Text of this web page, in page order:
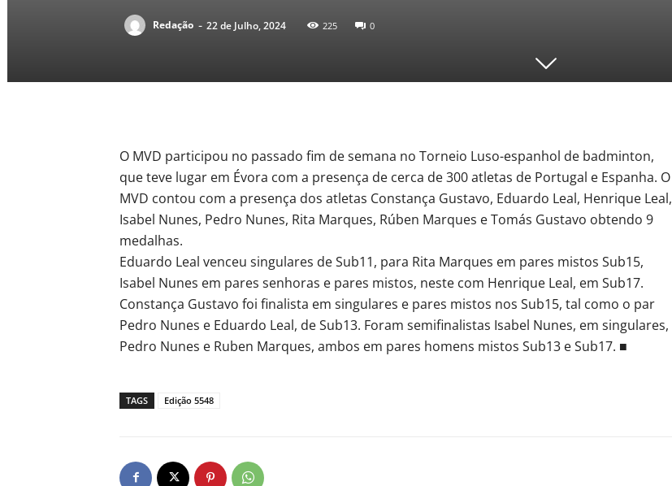
Redação - 22 de Julho, 2024 225 0
O MVD participou no passado fim de semana no Torneio Luso-espanhol de badminton,
que teve lugar em Évora com a presença de cerca de 300 atletas de Portugal e Espanha. O
MVD contou com a presença dos atletas Constança Gustavo, Eduardo Leal, Henrique Leal,
Isabel Nunes, Pedro Nunes, Rita Marques, Rúben Marques e Tomás Gustavo obtendo 9
medalhas.
Eduardo Leal venceu singulares de Sub11, para Rita Marques em pares mistos Sub15,
Isabel Nunes em pares senhoras e pares mistos, neste com Henrique Leal, em Sub17.
Constança Gustavo foi finalista em singulares e pares mistos nos Sub15, tal como o par
Pedro Nunes e Eduardo Leal, de Sub13. Foram semifinalistas Isabel Nunes, em singulares,
Pedro Nunes e Ruben Marques, ambos em pares homens mistos Sub13 e Sub17. ■
TAGS Edição 5548